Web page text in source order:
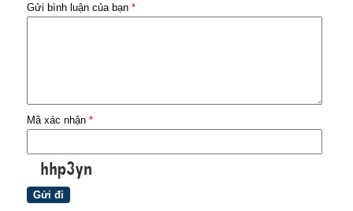
Gửi bình luận của bạn *
Mã xác nhận *